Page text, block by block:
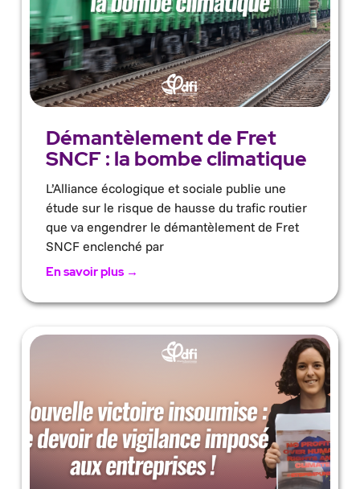
Démantèlement de Fret
SNCF : la bombe climatique
L’Alliance écologique et sociale publie une
étude sur le risque de hausse du trafic routier
que va engendrer le démantèlement de Fret
SNCF enclenché par
En savoir plus →